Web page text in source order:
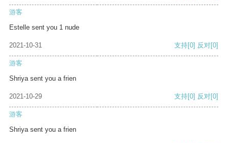
游客
Estelle sent you 1 nude
2021-10-31 支持[0] 反对[0]
游客
Shriya sent you a frien
2021-10-29 支持[0] 反对[0]
游客
Shriya sent you a frien